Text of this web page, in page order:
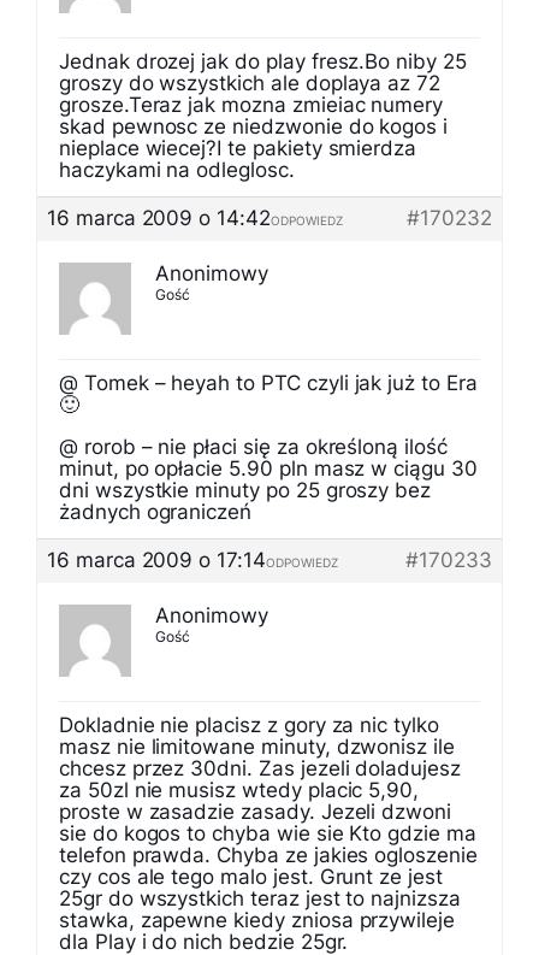
Jednak drozej jak do play fresz.Bo niby 25
groszy do wszystkich ale doplaya az 72
grosze.Teraz jak mozna zmieiac numery
skad pewnosc ze niedzwonie do kogos i
nieplace wiecej?I te pakiety smierdza
haczykami na odleglosc.
16 marca 2009 o 14:42
#170232
ODPOWIEDZ
Anonimowy
Gość
@ Tomek – heyah to PTC czyli jak już to Era
🙂
@ rorob – nie płaci się za określoną ilość
minut, po opłacie 5.90 pln masz w ciągu 30
dni wszystkie minuty po 25 groszy bez
żadnych ograniczeń
16 marca 2009 o 17:14
#170233
ODPOWIEDZ
Anonimowy
Gość
Dokladnie nie placisz z gory za nic tylko
masz nie limitowane minuty, dzwonisz ile
chcesz przez 30dni. Zas jezeli doladujesz
za 50zl nie musisz wtedy placic 5,90,
proste w zasadzie zasady. Jezeli dzwoni
sie do kogos to chyba wie sie Kto gdzie ma
telefon prawda. Chyba ze jakies ogloszenie
czy cos ale tego malo jest. Grunt ze jest
25gr do wszystkich teraz jest to najnizsza
stawka, zapewne kiedy zniosa przywileje
dla Play i do nich bedzie 25gr.